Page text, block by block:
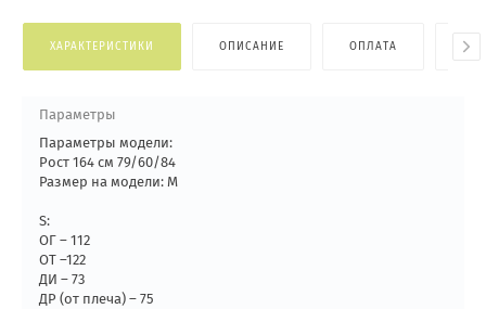
ХАРАКТЕРИСТИКИ ОПИСАНИЕ ОПЛАТА
Параметры
Параметры модели:
Рост 164 см 79/60/84
Размер на модели: М
S:
ОГ – 112
ОТ –122
ДИ – 73
ДР (от плеча) – 75